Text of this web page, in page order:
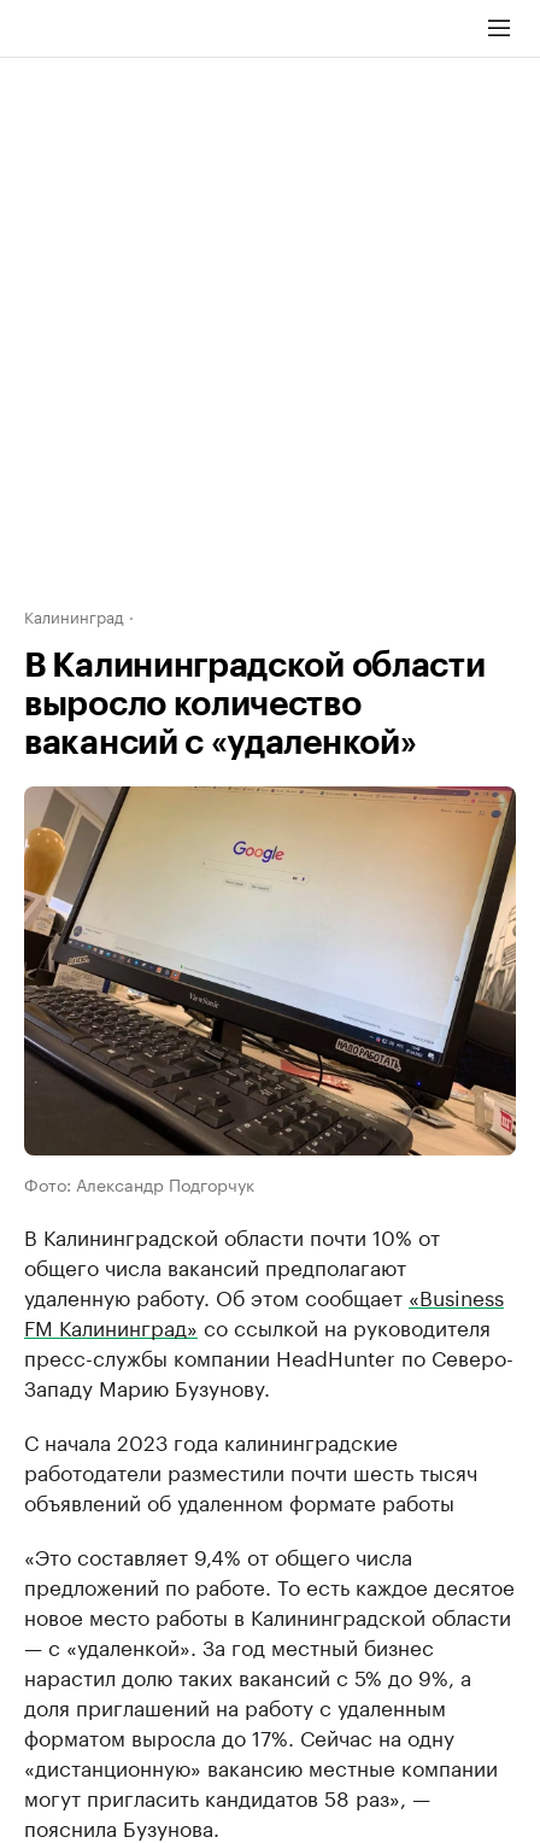
Калининград
В Калининградской области
выросло количество
вакансий с «удаленкой»
Фото: Александр Подгорчук
В Калининградской области почти 10% от
общего числа вакансий предполагают
удаленную работу. Об этом сообщает «Business
FM Калининград» со ссылкой на руководителя
пресс-службы компании HeadHunter по Северо-
Западу Марию Бузунову.
С начала 2023 года калининградские
работодатели разместили почти шесть тысяч
объявлений об удаленном формате работы
«Это составляет 9,4% от общего числа
предложений по работе. То есть каждое десятое
новое место работы в Калининградской области
— с «удаленкой». За год местный бизнес
нарастил долю таких вакансий с 5% до 9%, а
доля приглашений на работу с удаленным
форматом выросла до 17%. Сейчас на одну
«дистанционную» вакансию местные компании
могут пригласить кандидатов 58 раз», —
пояснила Бузунова.